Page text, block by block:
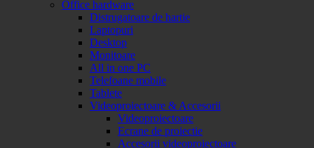
Office hardware
Distrugatoare de hartie
Laptopuri
Desktop
Monitoare
All in one PC
Telefoane mobile
Tablete
Videoproiectoare & Accesorii
Videoproiectoare
Ecrane de proiectie
Accesorii videoproiectoare